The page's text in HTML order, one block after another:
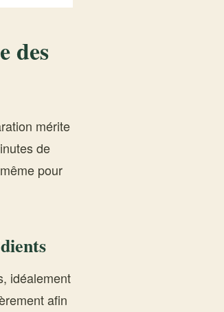
des
mérite
de
pour
idéalement
afin